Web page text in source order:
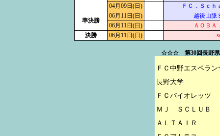
04月09日(日)
ＦＣ．Ｓｃｈ
準決勝
06月11日(日)
越後山脈
06月11日(日)
ＡＯＢＡ
決勝
06月11日(日)
☆☆☆ 第30回長野県
ＦＣ中野エスペラン
長野大学
ＦＣバイオレッツ
ＭＪ　ＳＣＬＵＢ
ＡＬＴＡＩＲ